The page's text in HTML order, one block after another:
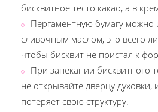
бисквитное тесто какао, а в
Пергаментную бумагу можно
сливочным маслом, это всего
чтобы бисквит не пристал к
При запекании бисквитного
не открывайте дверцу духовки,
потеряет свою структуру.